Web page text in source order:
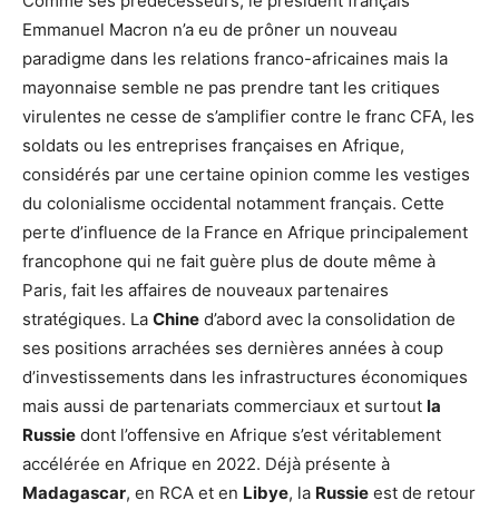
Emmanuel Macron n’a eu de prôner un nouveau
paradigme dans les relations franco-africaines mais la
mayonnaise semble ne pas prendre tant les critiques
virulentes ne cesse de s’amplifier contre le franc CFA, les
soldats ou les entreprises françaises en Afrique,
considérés par une certaine opinion comme les vestiges
du colonialisme occidental notamment français. Cette
perte d’influence de la France en Afrique principalement
francophone qui ne fait guère plus de doute même à
Paris, fait les affaires de nouveaux partenaires
stratégiques. La Chine d’abord avec la consolidation de
ses positions arrachées ses dernières années à coup
d’investissements dans les infrastructures économiques
mais aussi de partenariats commerciaux et surtout la
Russie dont l’offensive en Afrique s’est véritablement
accélérée en Afrique en 2022. Déjà présente à
Madagascar, en RCA et en Libye, la Russie est de retour